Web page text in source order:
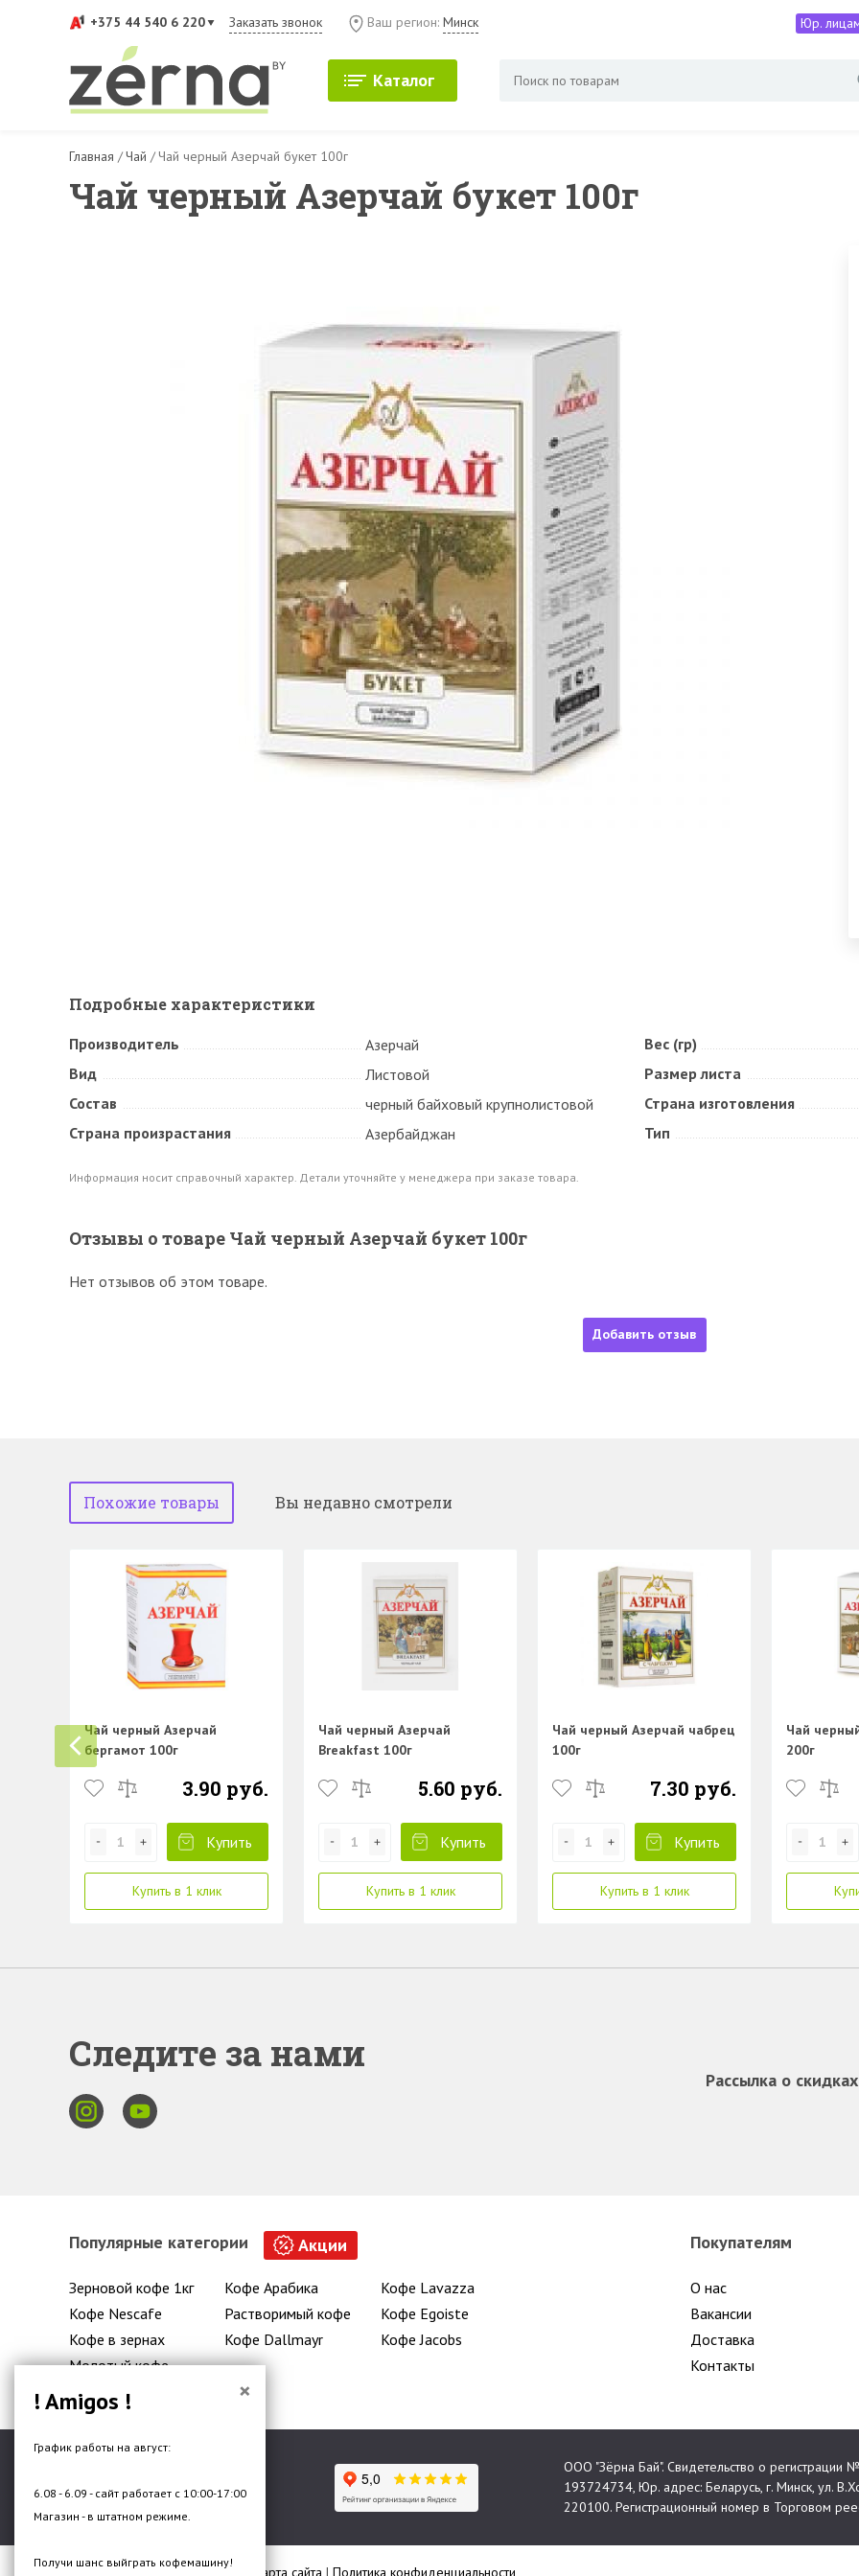
+375 44 540 6 220 Заказать звонок Ваш регион: Минск Юр.
Каталог
Главная /Чай /Чай черный Азерчай букет 100г
Чай черный Азерчай букет 100г
Подробные характеристики
Производитель Азерчай Вес (гр)
Вид
Листовой Размер листа
Состав
черный байховый крупнолистовой Страна изготовления
Страна произрастания
Азербайджан Тип
Информация носит справочный характер. Детали уточняйте у менеджера при заказе товара.
Отзывы о товаре Чай черный Азерчай букет 100г
Нет отзывов об этом товаре.
Добавить отзыв
Похожие товары Вы недавно смотрели
Чай черный Азерчай
бергамот 100г
3.90 руб.
Купить
Купить в 1 клик
Чай черный Азерчай
Breakfast 100г
5.60 руб.
Купить
Купить в 1 клик
Чай черный Азерчай чабрец
100г
7.30 руб.
Купить
Купить в 1 клик
Чай
200г
Следите за нами
Рассылка о
Популярные категории Акции
Зерновой кофе 1кг Кофе Арабика
Кофе Lavazza
Кофе Nescafe
Растворимый кофе
Кофе Egoiste
Кофе в зернах
Кофе Dallmayr
Кофе Jacobs
Молотый кофе
Покупателям
О нас
Вакансии
Доставка
Контакты
Гипермаркет кофе и чая
ООО "Зёрна Бай". Свидетельство о
193724734, Юр. адрес: Беларусь, г. Минск, ул.
220100. Регистрационный номер в Торговом
© 2026 Все права защищены | Карта сайта | Политика конфиденциальности
×
! Amigos !
График работы на август:
6.08 - 6.09 - сайт работает с 10:00-17:00
Магазин - в штатном режиме.
Получи шанс выйграть кофемашину!